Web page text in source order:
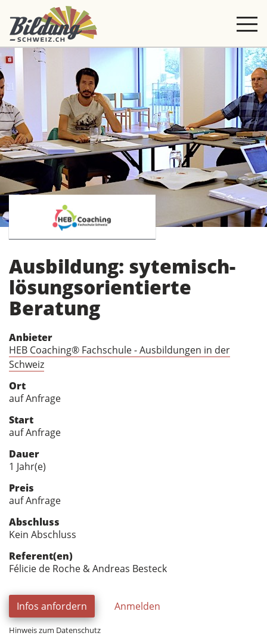
Ausbildung: sytemisch-
lösungsorientierte
Beratung
Anbieter
HEB Coaching® Fachschule - Ausbildungen in der
Schweiz
Ort
auf Anfrage
Start
auf Anfrage
Dauer
1 Jahr(e)
Preis
auf Anfrage
Abschluss
Kein Abschluss
Referent(en)
Félicie de Roche & Andreas Besteck
Infos anfordern Anmelden
Hinweis zum Datenschutz